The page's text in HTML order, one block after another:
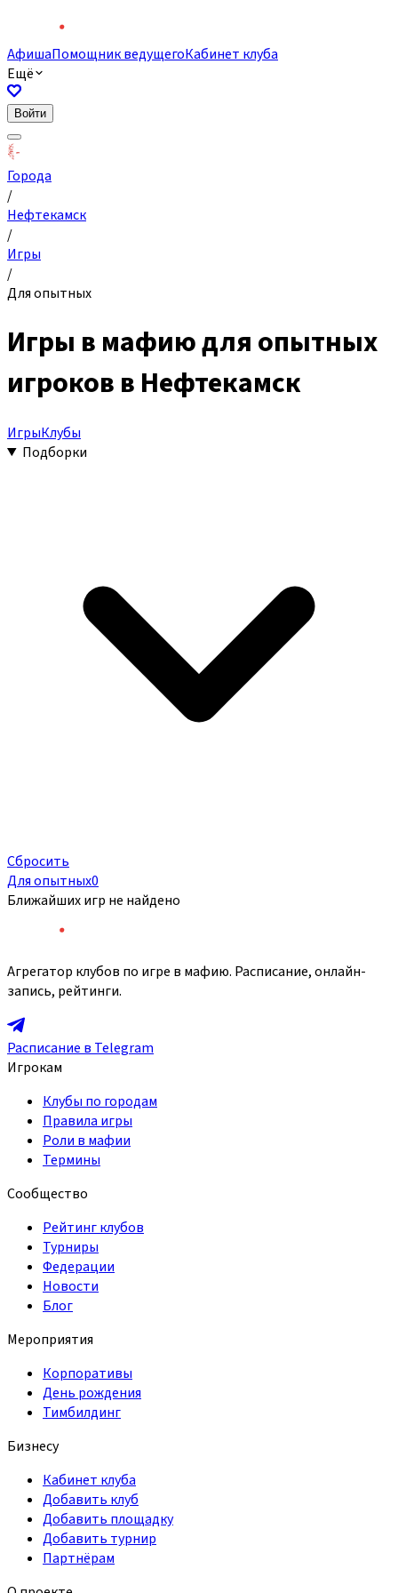
АфишаПомощник ведущегоКабинет клуба
Ещё
Войти
Города
/
Нефтекамск
/
Игры
/
Для опытных
Игры в мафию для опытных
игроков в Нефтекамск
ИгрыКлубы
Подборки
Сбросить
Для опытных0
Ближайших игр не найдено
Агрегатор клубов по игре в мафию. Расписание, онлайн-
запись, рейтинги.
Расписание в Telegram
Игрокам
Клубы по городам
Правила игры
Роли в мафии
Термины
Сообщество
Рейтинг клубов
Турниры
Федерации
Новости
Блог
Мероприятия
Корпоративы
День рождения
Тимбилдинг
Бизнесу
Кабинет клуба
Добавить клуб
Добавить площадку
Добавить турнир
Партнёрам